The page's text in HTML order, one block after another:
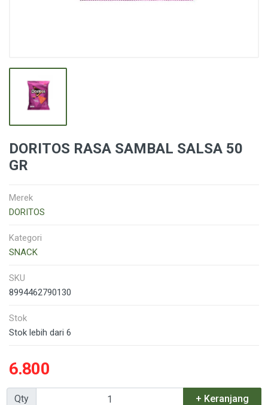
DORITOS RASA SAMBAL SALSA 50
GR
Merek
DORITOS
Kategori
SNACK
SKU
8994462790130
Stok
Stok lebih dari 6
6.800
Qty + Keranjang